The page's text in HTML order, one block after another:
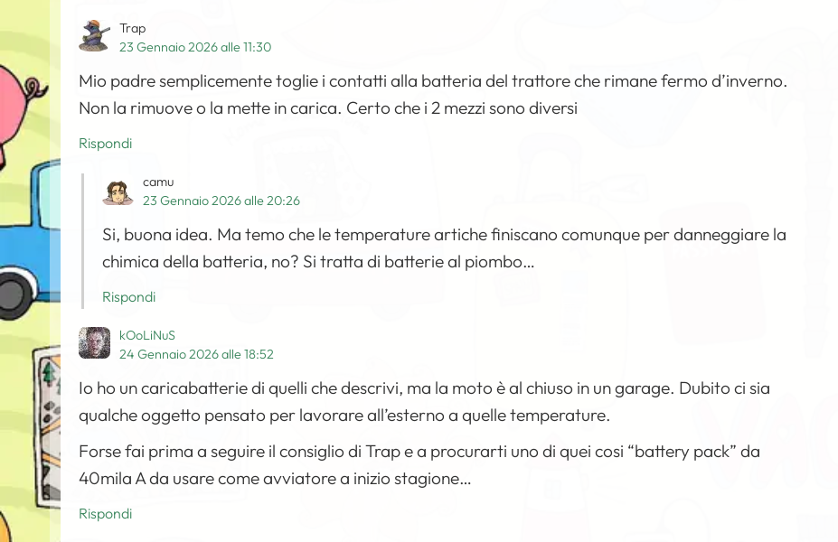
Trap
23 Gennaio 2026 alle 11:30
Mio padre semplicemente toglie i contatti alla batteria del trattore che rimane fermo d’inverno.
Non la rimuove o la mette in carica. Certo che i 2 mezzi sono diversi
Rispondi
camu
23 Gennaio 2026 alle 20:26
Si, buona idea. Ma temo che le temperature artiche finiscano comunque per danneggiare la
chimica della batteria, no? Si tratta di batterie al piombo…
Rispondi
kOoLiNuS
24 Gennaio 2026 alle 18:52
Io ho un caricabatterie di quelli che descrivi, ma la moto è al chiuso in un garage. Dubito ci sia
qualche oggetto pensato per lavorare all’esterno a quelle temperature.
Forse fai prima a seguire il consiglio di Trap e a procurarti uno di quei cosi “battery pack” da
40mila A da usare come avviatore a inizio stagione…
Rispondi